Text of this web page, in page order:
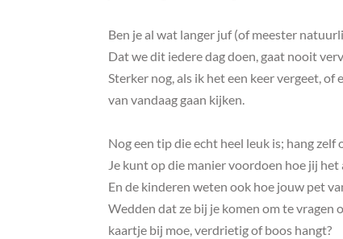
Ben je al wat langer juf (of meester
Dat we dit iedere dag doen, gaat nooit
Sterker nog, als ik het een keer vergeet,
van vandaag gaan kijken.
Nog een tip die echt heel leuk is; hang zelf
Je kunt op die manier voordoen hoe jij het
En de kinderen weten ook hoe jouw pet
Wedden dat ze bij je komen om te vragen
kaartje bij moe, verdrietig of boos hangt?